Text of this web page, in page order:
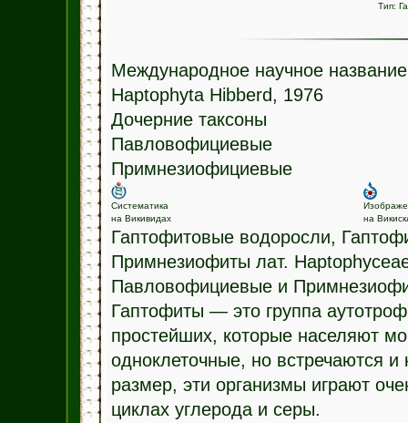
Тип:
Международное научное название
Haptophyta Hibberd, 1976
Дочерние таксоны
Павловофициевые
Примнезиофициевые
Систематика
на Викивидах
на
Гаптофитовые водоросли,
Примнезиофиты лат.
Павловофициевые и
Гаптофиты — это группа
простейших, которые населяют
одноклеточные, но встречаются
размер, эти организмы играют
циклах углерода и серы.